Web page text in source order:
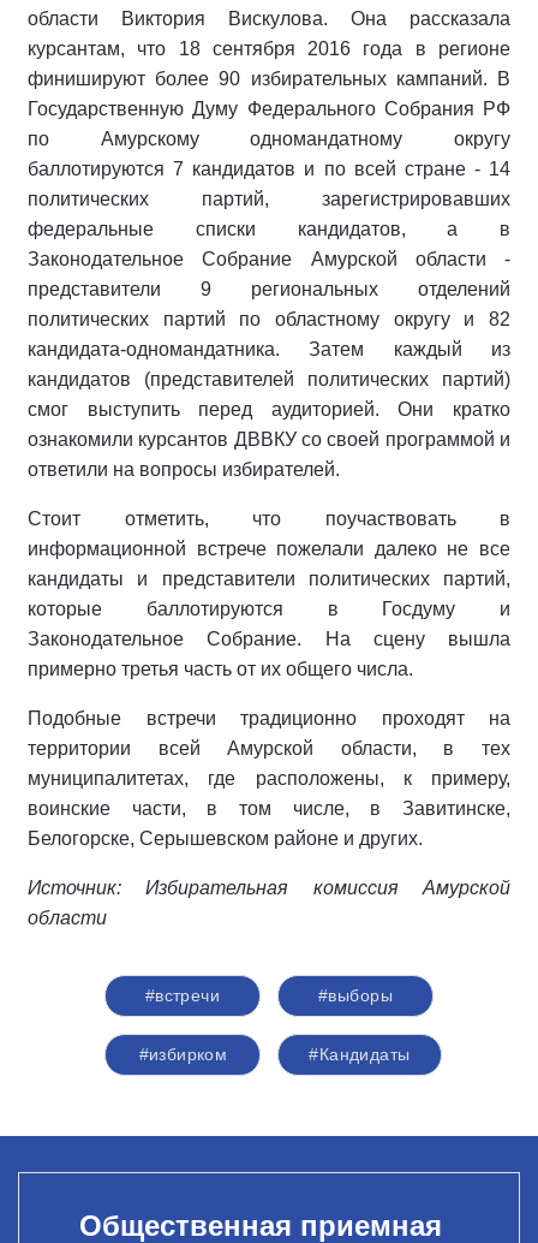
области Виктория Вискулова. Она рассказала
курсантам, что 18 сентября 2016 года в регионе
финишируют более 90 избирательных кампаний. В
Государственную Думу Федерального Собрания РФ
по Амурскому одномандатному округу
баллотируются 7 кандидатов и по всей стране - 14
политических партий, зарегистрировавших
федеральные списки кандидатов, а в
Законодательное Собрание Амурской области -
представители 9 региональных отделений
политических партий по областному округу и 82
кандидата-одномандатника. Затем каждый из
кандидатов (представителей политических партий)
смог выступить перед аудиторией. Они кратко
ознакомили курсантов ДВВКУ со своей программой и
ответили на вопросы избирателей.
Стоит отметить, что поучаствовать в
информационной встрече пожелали далеко не все
кандидаты и представители политических партий,
которые баллотируются в Госдуму и
Законодательное Собрание. На сцену вышла
примерно третья часть от их общего числа.
Подобные встречи традиционно проходят на
территории всей Амурской области, в тех
муниципалитетах, где расположены, к примеру,
воинские части, в том числе, в Завитинске,
Белогорске, Серышевском районе и других.
Источник: Избирательная комиссия Амурской
области
#встречи #выборы
#избирком #Кандидаты
Общественная приемная